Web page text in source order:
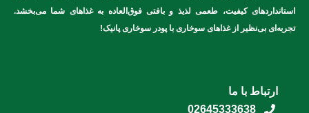
استانداردهای کیفیت، طعمی لذیذ و بافتی فوق‌العاده به غذاهای شما می‌بخشد.
تجربه‌ای بی‌نظیر از غذاهای سوخاری با پودر سوخاری پانیک!
ارتباط با ما
02645333638